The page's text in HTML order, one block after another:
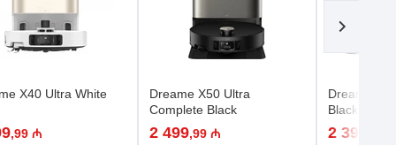
X40 Ultra White
,99 ₼
Dreame X50 Ultra
Complete Black
2 499,99 ₼
Dreame
Black
2 399